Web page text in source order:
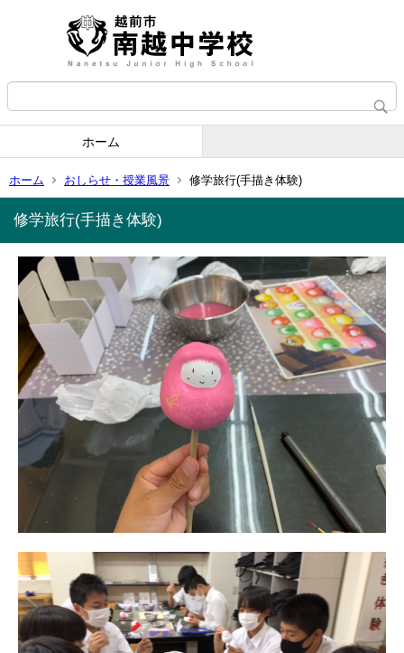
ホーム
ホーム おしらせ・授業風景 修学旅行(手描き体験)
修学旅行(手描き体験)